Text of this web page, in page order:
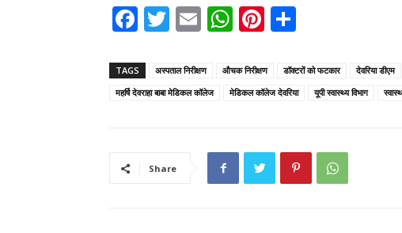
F
a
c
e
o
T
w
itt
er
E
m
ai
l
W
h
a
ts
p
Pi
nt
er
e
ar
e
TAGS अस्पताल निरीक्षण औचक निरीक्षण डॉक्टरों को फटकार देवरिया डीएम
महर्षि देवराहा बाबा मेडिकल कॉलेज
मेडिकल कॉलेज देवरिया यूपी स्वास्थ्य विभाग
Share